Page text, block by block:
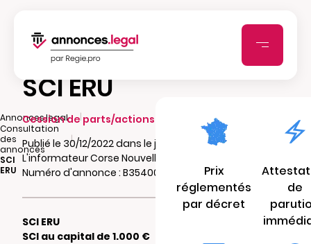
Annonces.legal
|
Consultation
des
annonces
|
SCI
ERU
SCI ERU
Cession de parts/actions sociales
Publié le 30/12/2022 dans le journal
L'informateur Corse Nouvelle
Numéro d'annonce : B35400171asfc
SCI ERU
SCI au capital de 1.000 €
Prix
réglementés
par décret
de